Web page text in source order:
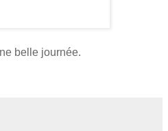
belle journée.